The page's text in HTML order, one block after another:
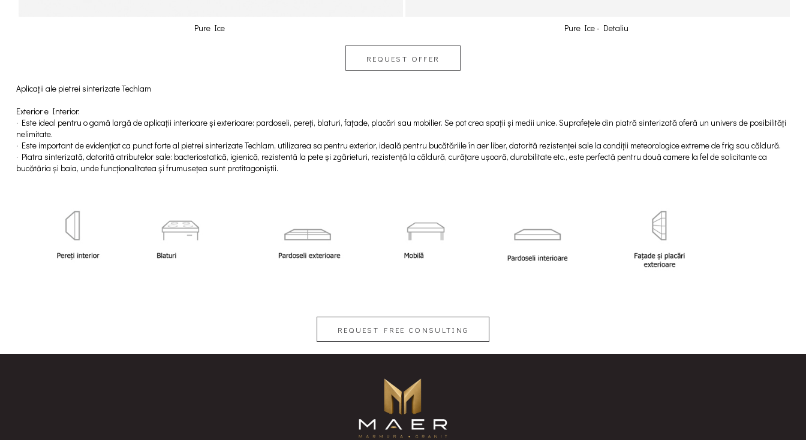
Pure Ice Pure Ice - Detaliu
REQUEST OFFER
Aplicații ale pietrei sinterizate Techlam
Exterior e Interior:
· Este ideal pentru o gamă largă de aplicații interioare și exterioare: pardoseli, pereți, blaturi, fațade, placări sau mobilier. Se pot crea spații și medii unice. Suprafețele din piatră sinterizată oferă un univers de posibilități
nelimitate.
· Este important de evidențiat ca punct forte al pietrei sinterizate Techlam, utilizarea sa pentru exterior, ideală pentru bucătăriile în aer liber, datorită rezistenței sale la condiții meteorologice extreme de frig sau căldură.
· Piatra sinterizată, datorită atributelor sale: bacteriostatică, igienică, rezistentă la pete și zgârieturi, rezistență la căldură, curățare ușoară, durabilitate etc., este perfectă pentru două camere la fel de solicitante ca
bucătăria și baia, unde funcționalitatea și frumusețea sunt protitagoniștii.
REQUEST FREE CONSULTING